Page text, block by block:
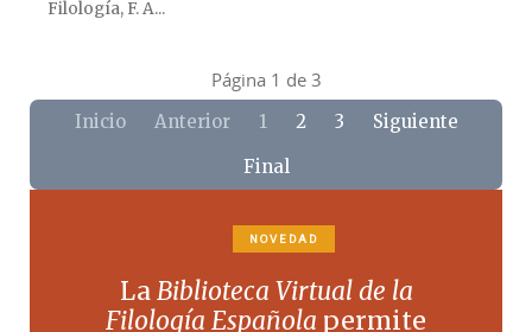
Filología, F. A...
Página 1 de 3
Inicio Anterior 1 2 3
Siguiente
Final
NOVEDAD
LaBiblioteca Virtual de la
Filología Española permite